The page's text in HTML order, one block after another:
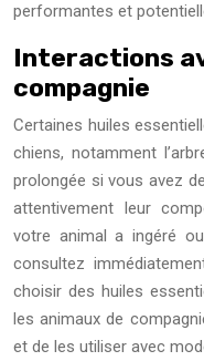
performantes et
Interactions
compagnie
Certaines huiles
chiens, notamment
prolongée si vous avez
attentivement leur
votre animal a ingéré
consultez
choisir des huiles
les animaux de
et de les utiliser avec